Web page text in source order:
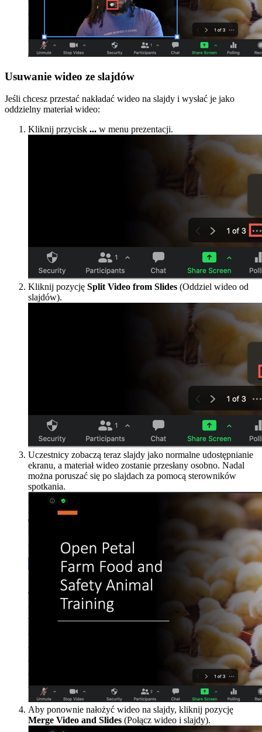
Usuwanie wideo ze slajdów
Jeśli chcesz przestać nakładać wideo na slajdy i wysłać je jako
oddzielny materiał wideo:
Kliknij przycisk ... w menu prezentacji.
Kliknij pozycję Split Video from Slides (Oddziel wideo od
slajdów).
Uczestnicy zobaczą teraz slajdy jako normalne udostępnianie
ekranu, a materiał wideo zostanie przesłany osobno. Nadal
można poruszać się po slajdach za pomocą sterowników
spotkania.
Aby ponownie nałożyć wideo na slajdy, kliknij pozycję
Merge Video and Slides (Połącz wideo i slajdy).